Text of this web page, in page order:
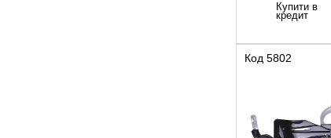
Купити в
кредит
Код 5802